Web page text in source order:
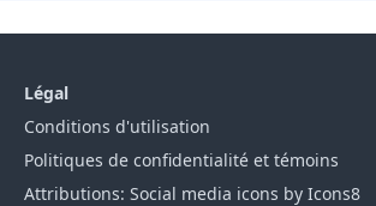
Légal
Conditions d'utilisation
Politiques de confidentialité et témoins
Attributions: Social media icons by Icons8